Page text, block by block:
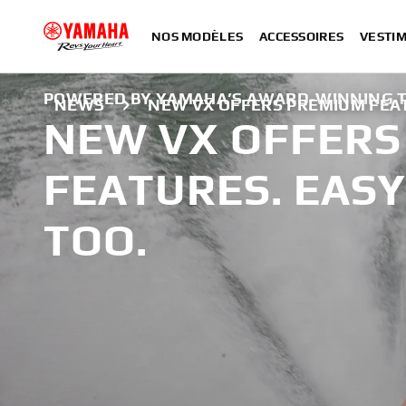
NOS MODÈLES ACCESSOIRES
NEWS NEW VX OFFERS PREMIUM
POWERED BY YAMAHA’S AWARD-WINNING
NEW VX
FEATURES.
TOO.